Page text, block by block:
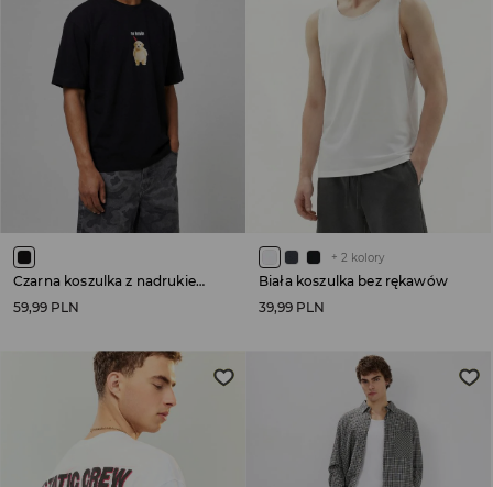
Czarna koszulka z nadrukiem No brain
59,99 PLN
+ 2 kolory
Biała koszulka bez rękawów
39,99 PLN